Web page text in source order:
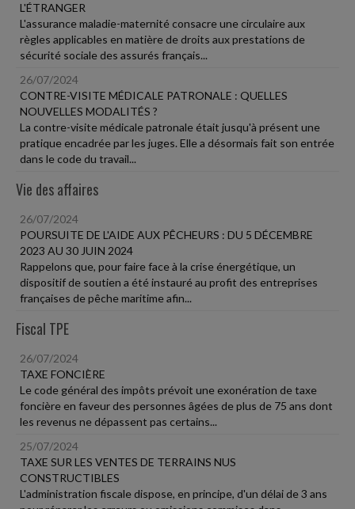
L'ÉTRANGER
L'assurance maladie-maternité consacre une circulaire aux
règles applicables en matière de droits aux prestations de
sécurité sociale des assurés français...
26/07/2024
CONTRE-VISITE MÉDICALE PATRONALE : QUELLES
NOUVELLES MODALITÉS ?
La contre-visite médicale patronale était jusqu'à présent une
pratique encadrée par les juges. Elle a désormais fait son entrée
dans le code du travail...
Vie des affaires
26/07/2024
POURSUITE DE L'AIDE AUX PÊCHEURS : DU 5 DÉCEMBRE
2023 AU 30 JUIN 2024
Rappelons que, pour faire face à la crise énergétique, un
dispositif de soutien a été instauré au profit des entreprises
françaises de pêche maritime afin...
Fiscal TPE
26/07/2024
TAXE FONCIÈRE
Le code général des impôts prévoit une exonération de taxe
foncière en faveur des personnes âgées de plus de 75 ans dont
les revenus ne dépassent pas certains...
25/07/2024
TAXE SUR LES VENTES DE TERRAINS NUS
CONSTRUCTIBLES
L'administration fiscale dispose, en principe, d'un délai de 3 ans